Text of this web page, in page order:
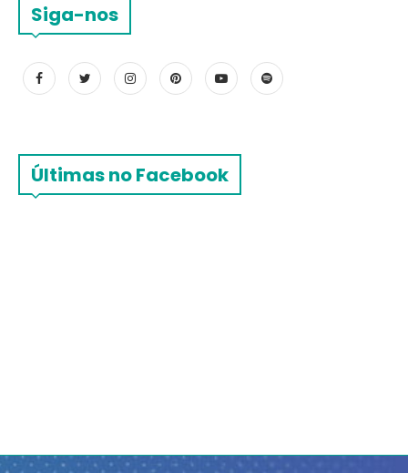
Siga-nos
Últimas no Facebook